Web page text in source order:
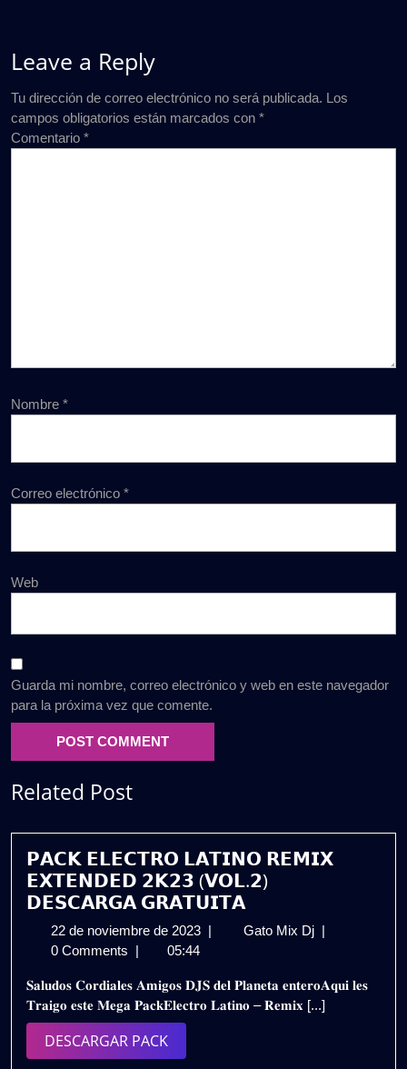
Leave a Reply
Tu dirección de correo electrónico no será publicada. Los
campos obligatorios están marcados con *
Comentario *
Nombre *
Correo electrónico *
Web
Guarda mi nombre, correo electrónico y web en este navegador
para la próxima vez que comente.
Related Post
𝗣𝗔𝗖𝗞 𝗘𝗟𝗘𝗖𝗧𝗥𝗢 𝗟𝗔𝗧𝗜𝗡𝗢 𝗥𝗘𝗠𝗜𝗫
𝗘𝗫𝗧𝗘𝗡𝗗𝗘𝗗 𝟮𝗞𝟮𝟯 (𝗩𝗢𝗟.𝟮)
𝗗𝗘𝗦𝗖𝗔𝗥𝗚𝗔 𝗚𝗥𝗔𝗧𝗨𝗜𝗧𝗔
22 de noviembre de 2023 22
de
2023
Gato Mix Dj 𝗣𝗔𝗖𝗞
𝗥𝗘𝗠𝗜𝗫
𝗘𝗫𝗧𝗘𝗡𝗗𝗘𝗗
0 Comments
05:44
𝐒𝐚𝐥𝐮𝐝𝐨𝐬 𝐂𝐨𝐫𝐝𝐢𝐚𝐥𝐞𝐬 𝐀𝐦𝐢𝐠𝐨𝐬 𝐃𝐉𝐒 𝐝𝐞𝐥 𝐏𝐥𝐚𝐧𝐞𝐭𝐚 𝐞𝐧𝐭𝐞𝐫𝐨𝐀𝐪𝐮𝐢 𝐥𝐞𝐬
𝐓𝐫𝐚𝐢𝐠𝐨 𝐞𝐬𝐭𝐞 𝐌𝐞𝐠𝐚 𝐏𝐚𝐜𝐤𝐄𝐥𝐞𝐜𝐭𝐫𝐨 𝐋𝐚𝐭𝐢𝐧𝐨 – 𝐑𝐞𝐦𝐢𝐱 [...]
DESCARGAR PACKDESCARGAR
PACK